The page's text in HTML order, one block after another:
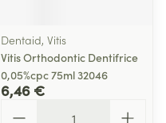
Dentaid, Vitis
Vitis Orthodontic Dentifrice
0,05%cpc 75ml 32046
6,46 €